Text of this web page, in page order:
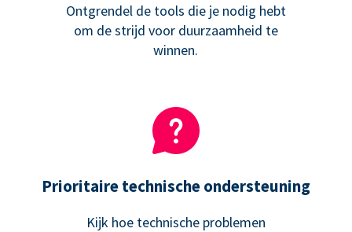
Ontgrendel de tools die je nodig hebt
om de strijd voor duurzaamheid te
winnen.
Prioritaire technische ondersteuning
Kijk hoe technische problemen